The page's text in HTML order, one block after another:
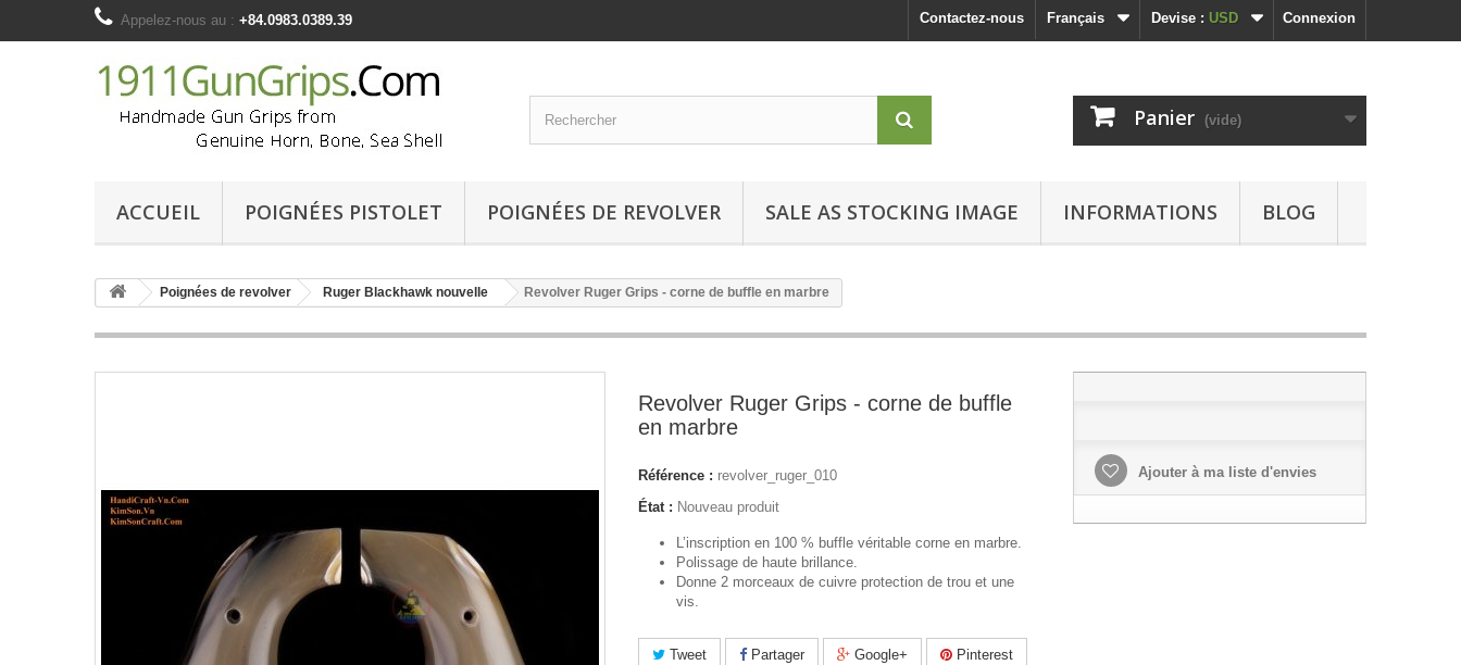
Connexion
Devise : USD
Français
Contactez-nous
Appelez-nous au : +84.0983.0389.39
Panier (vide)
ACCUEIL POIGNÉES PISTOLET POIGNÉES DE REVOLVER SALE AS STOCKING IMAGE INFORMATIONS BLOG
Poignées de revolver Ruger Blackhawk nouvelle Revolver Ruger Grips - corne de buffle en marbre
Revolver Ruger Grips - corne de buffle
en marbre
Référence : revolver_ruger_010
État : Nouveau produit
L’inscription en 100 % buffle véritable corne en marbre.
Polissage de haute brillance.
Donne 2 morceaux de cuivre protection de trou et une
vis.
Tweet Partager Google+ Pinterest
Ajouter à ma liste d'envies